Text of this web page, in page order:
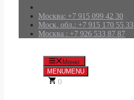
Москва: +7 915 099 42 30
Моск. обл.: +7 915 170 55 33
Москва : +7 926 533 87 87
Меню
MENUMENU
0